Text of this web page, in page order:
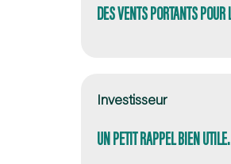
DES VENTS PORTANTS
Investisseur
UN PETIT RAPPEL BIEN UTILE.